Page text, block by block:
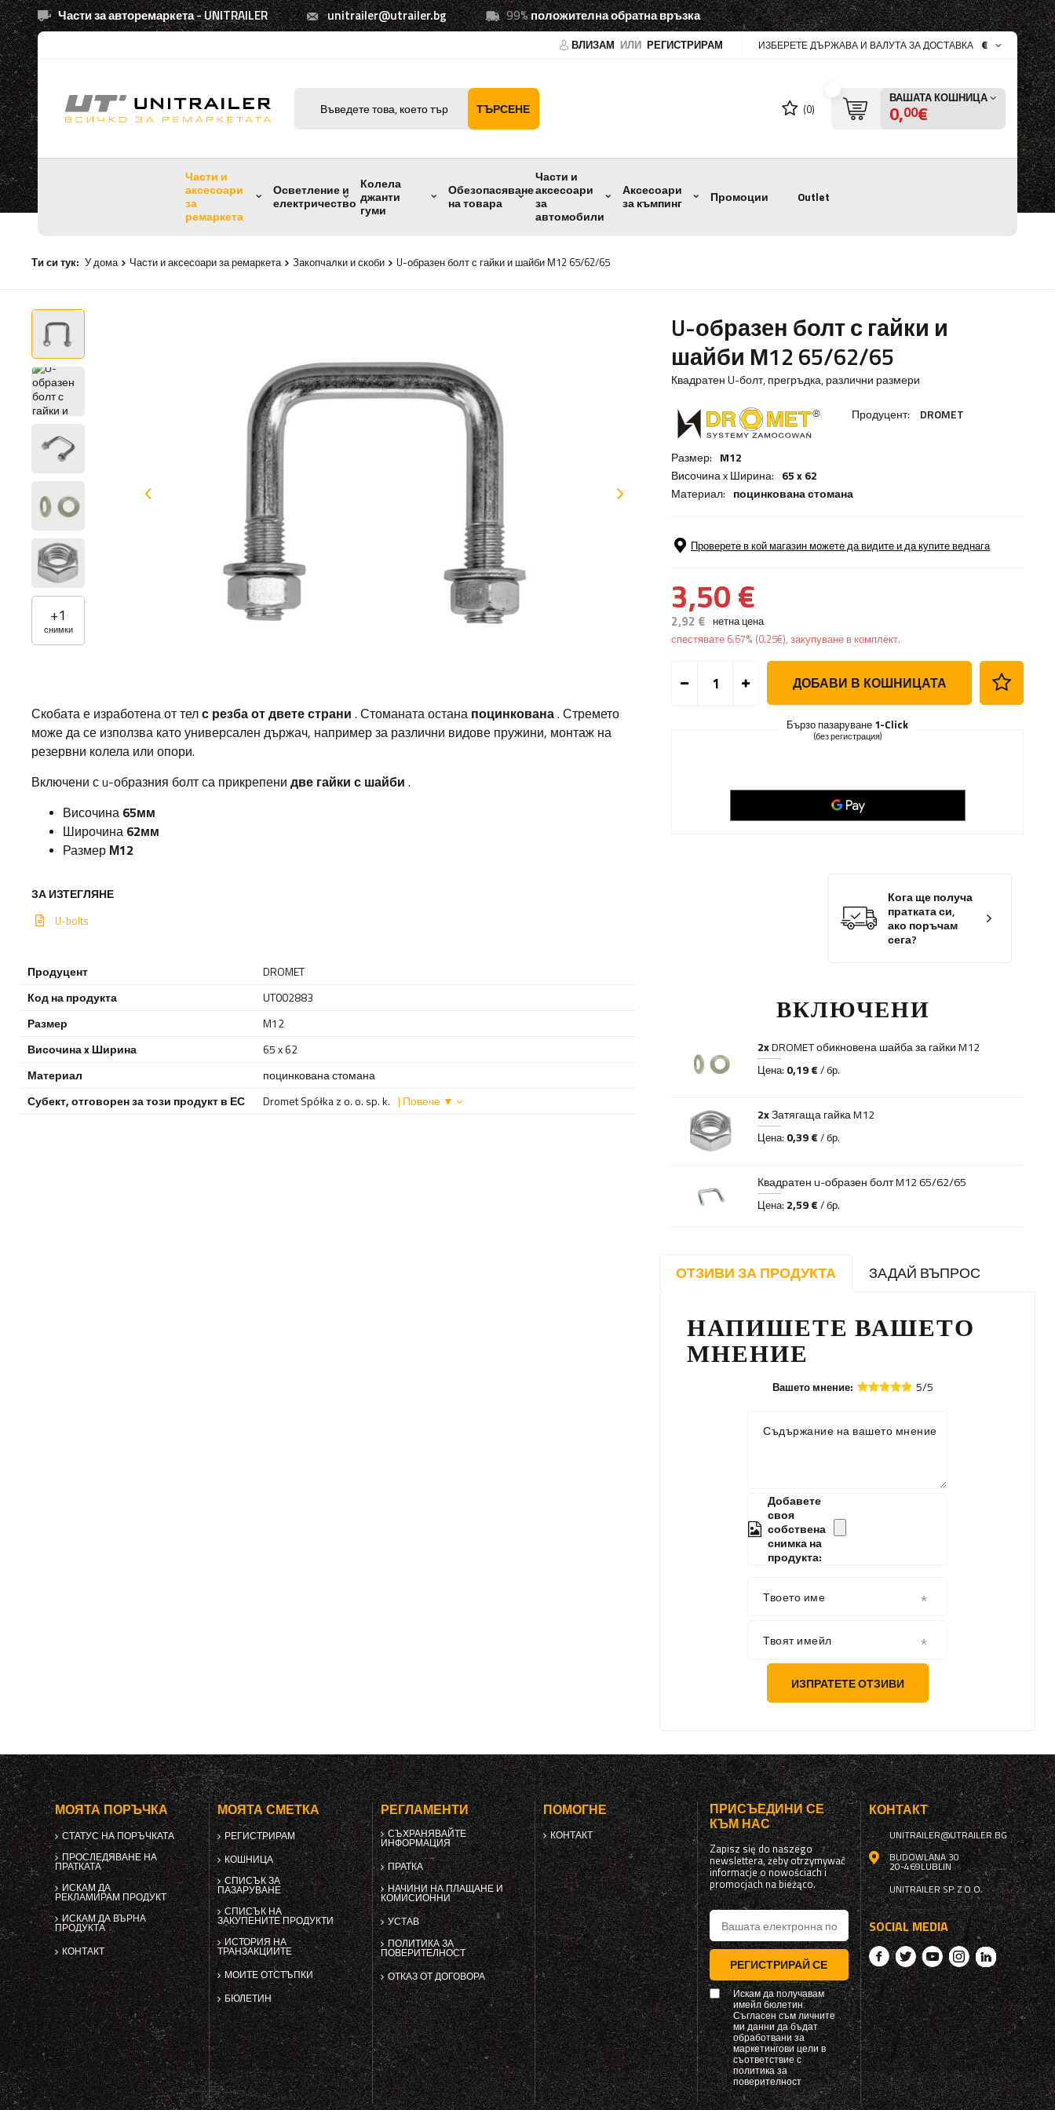
Части за авторемаркета - UNITRAILER unitrailer@utrailer.bg 99%положителна обратна връзка
ВЛИЗАМ ИЛИ РЕГИСТРИРАМ ИЗБЕРЕТЕ ДЪРЖАВА И ВАЛУТА ЗА ДОСТАВКА €
ТЪРСЕНЕ (0)
ВАШАТА КОШНИЦА
0,00€
Части и
аксесоари
за
ремаркета
Осветление и
електричество
Колела
джанти
гуми
Обезопасяване
на товара
Части и
аксесоари
за
автомобили
Аксесоари
за къмпинг
Промоции Outlet
Ти си тук: У дома Части и аксесоари за ремаркета Закопчалки и скоби U-образен болт с гайки и шайби М12 65/62/65
+1
снимки
U-образен болт с гайки и
шайби М12 65/62/65
Квадратен U-болт, прегръдка, различни размери
Продуцент: DROMET
Размер: M12
Височина x Ширина: 65 x 62
Материал: поцинкована стомана
Проверете в кой магазин можете да видите и да купите веднага
3,50 €
2,92 € нетна цена
спестявате 6.67% (0.25€), закупуване в комплект.
ДОБАВИ В КОШНИЦАТА
Бързо пазаруване 1-Click
(без регистрация)
Кога ще получа
пратката си,
ако поръчам
сега?
ВКЛЮЧЕНИ
2xDROMET обикновена шайба за гайки M12
Цена: 0,19 € / бр.
2xЗатягаща гайка M12
Цена: 0,39 € / бр.
Квадратен u-образен болт M12 65/62/65
Цена: 2,59 € / бр.
ОТЗИВИ ЗА ПРОДУКТА ЗАДАЙ ВЪПРОС
НАПИШЕТЕ ВАШЕТО
МНЕНИЕ
Вашето мнение: 5/5
Съдържание на вашето мнение
Добавете
своя
собствена
снимка на
продукта:
Твоето име
Твоят имейл
ИЗПРАТЕТЕ ОТЗИВИ
Скобата е изработена от телс резба от двете страни . Стоманата остана поцинкована. Стремето
може да се използва като универсален държач, например за различни видове пружини, монтаж на
резервни колела или опори.
Включени с u-образния болт са прикрепени две гайки с шайби .
Височина 65мм
Широчина 62мм
Размер М12
ЗА ИЗТЕГЛЯНЕ
U-bolts
Продуцент
DROMET
Код на продукта
UT002883
Размер
M12
Височина x Ширина
65 x 62
Материал
поцинкована стомана
Субект, отговорен за този продукт в ЕС
Dromet Spółka z o. o. sp. k. | Повече ▼
МОЯТА ПОРЪЧКА
СТАТУС НА ПОРЪЧКАТА
ПРОСЛЕДЯВАНЕ НА
ПРАТКАТА
ИСКАМ ДА
РЕКЛАМИРАМ ПРОДУКТ
ИСКАМ ДА ВЪРНА
ПРОДУКТА
КОНТАКТ
МОЯТА СМЕТКА
РЕГИСТРИРАМ
КОШНИЦА
СПИСЪК ЗА
ПАЗАРУВАНЕ
СПИСЪК НА
ЗАКУПЕНИТЕ ПРОДУКТИ
ИСТОРИЯ НА
ТРАНЗАКЦИИТЕ
МОИТЕ ОТСТЪПКИ
БЮЛЕТИН
РЕГЛАМЕНТИ
СЪХРАНЯВАЙТЕ
ИНФОРМАЦИЯ
ПРАТКА
НАЧИНИ НА ПЛАЩАНЕ И
КОМИСИОННИ
УСТАВ
ПОЛИТИКА ЗА
ПОВЕРИТЕЛНОСТ
ОТКАЗ ОТ ДОГОВОРА
ПОМОГНЕ
КОНТАКТ
ПРИСЪЕДИНИ СЕ
КЪМ НАС
Zapisz się do naszego
newslettera, żeby otrzymywać
informacje o nowościach i
promocjach na bieżąco.
РЕГИСТРИРАЙ СЕ
Искам да получавам
имейл бюлетин.
Съгласен съм личните
ми данни да бъдат
обработвани за
маркетингови цели в
съответствие с
политика за
поверителност
КОНТАКТ
UNITRAILER@UTRAILER.BG
BUDOWLANA 30
20-469LUBLIN
UNITRAILER SP. Z O.O.
SOCIAL MEDIA